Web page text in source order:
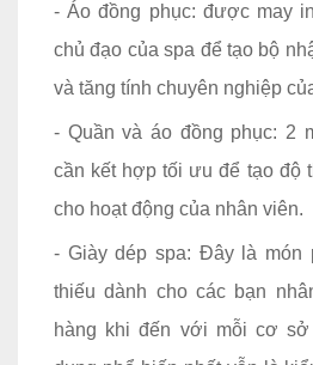
- Áo đồng phục: được may
chủ đạo của spa để tạo bộ
và tăng tính chuyên nghiệp
- Quần và áo đồng phục: 2
cần kết hợp tối ưu để tạo độ
cho hoạt động của nhân viên.
- Giày dép spa: Đây là món
thiếu dành cho các bạn
hàng khi đến với mỗi cơ